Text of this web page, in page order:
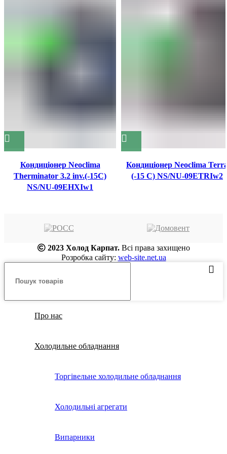
Кондиціонер Neoclima
Therminator 3.2 inv.(-15C)
NS/NU-09EHXIw1
Кондиціонер Neoclima
(-15 С) NS/NU-09ETRIw2
2023 Холод Карпат. Всі права захищено
Розробка сайту: web-site.net.ua
Про нас
Холодильне обладнання
Торгівельне холодильне обладнання
Холодильні агрегати
Випарники